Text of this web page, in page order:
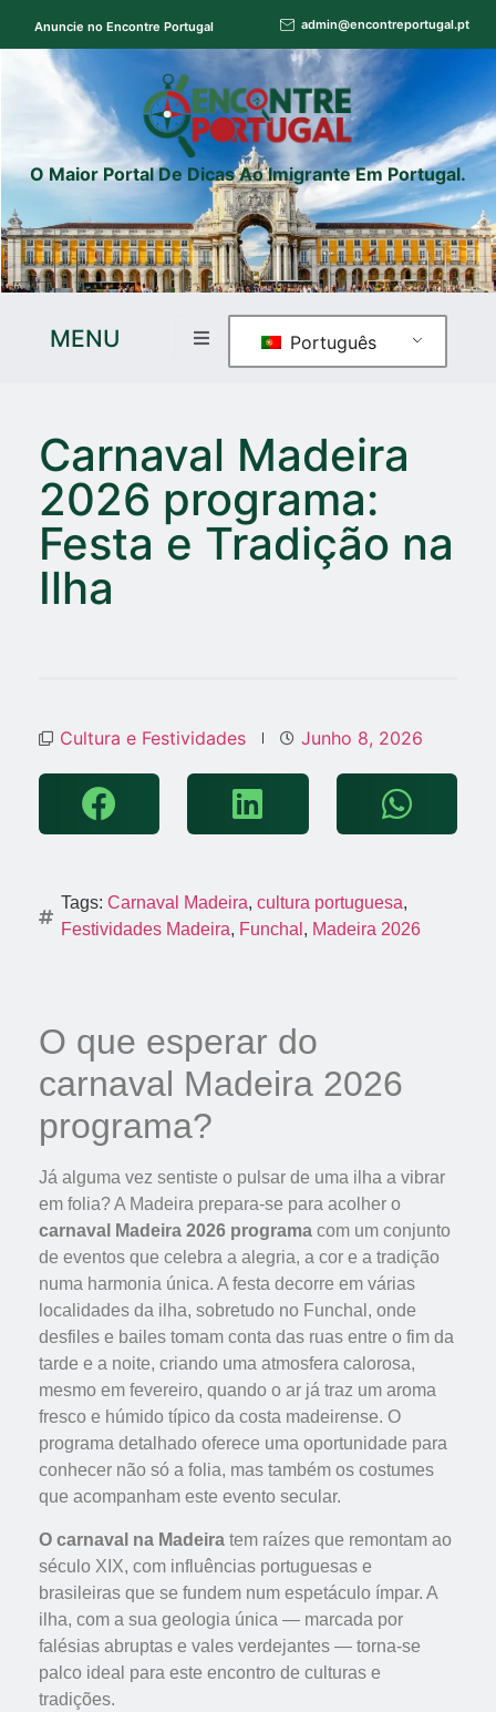
Anuncie no Encontre Portugal admin@encontreportugal.pt
O Maior Portal De Dicas Ao Imigrante Em Portugal.
MENU Português
Carnaval Madeira
2026 programa:
Festa e Tradição na
Ilha
Cultura e Festividades Junho 8, 2026
Tags: Carnaval Madeira, cultura portuguesa,
Festividades Madeira, Funchal , Madeira 2026
O que esperar do
carnaval Madeira 2026
programa?
Já alguma vez sentiste o pulsar de uma ilha a vibrar
em folia? A Madeira prepara-se para acolher o
carnaval Madeira 2026 programa com um conjunto
de eventos que celebra a alegria, a cor e a tradição
numa harmonia única. A festa decorre em várias
localidades da ilha, sobretudo no Funchal, onde
desfiles e bailes tomam conta das ruas entre o fim da
tarde e a noite, criando uma atmosfera calorosa,
mesmo em fevereiro, quando o ar já traz um aroma
fresco e húmido típico da costa madeirense. O
programa detalhado oferece uma oportunidade para
conhecer não só a folia, mas também os costumes
que acompanham este evento secular.
O carnaval na Madeira tem raízes que remontam ao
século XIX, com influências portuguesas e
brasileiras que se fundem num espetáculo ímpar. A
ilha, com a sua geologia única — marcada por
falésias abruptas e vales verdejantes — torna-se
palco ideal para este encontro de culturas e
tradições.